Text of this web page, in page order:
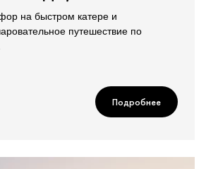
на быстром катере и
путешествие по
Подробнее